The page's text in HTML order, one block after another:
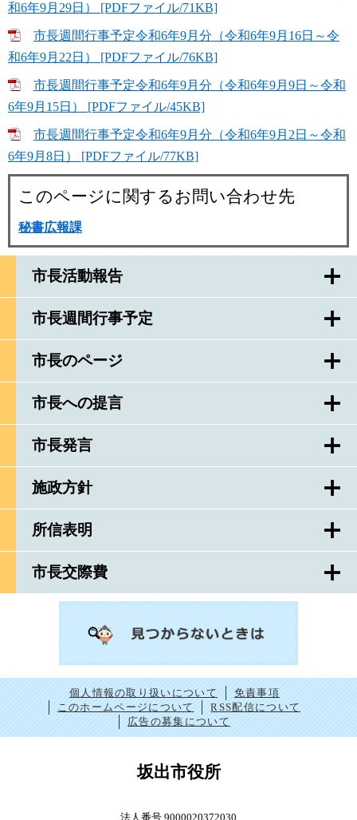
市長活動報告
市長週間行事予定
市長のページ
市長への提言
市長発言
施政方針
所信表明
市長交際費
和6年9月29日） [PDFファイル/71KB]
市長週間行事予定令和6年9月分（令和6年9月16日～令
和6年9月22日） [PDFファイル/76KB]
市長週間行事予定令和6年9月分（令和6年9月9日～令和
6年9月15日） [PDFファイル/45KB]
市長週間行事予定令和6年9月分（令和6年9月2日～令和
6年9月8日） [PDFファイル/77KB]
このページに関するお問い合わせ先
秘書広報課
個人情報の取り扱いについて
免責事項
このホームページについて
RSS配信について
広告の募集について
坂出市役所
法人番号 9000020372030